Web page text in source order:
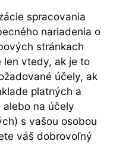
spracovania
nariadenia o
stránkach
len vtedy, ak je to
účely, ak
platných a
na účely
s vašou osobou
váš dobrovoľný